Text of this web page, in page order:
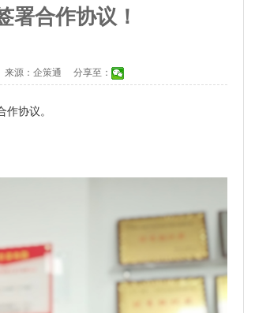
署合作协议！
来源：企策通 分享至：
协议。